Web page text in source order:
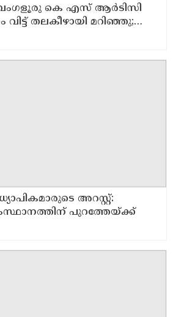
കെ എസ് ആര്‍ടിസി
തലകീഴായി മറിഞ്ഞു;
ദാരുണാന്ത്യം
അറസ്റ്റ്:
പുറത്തേയ്ക്ക്